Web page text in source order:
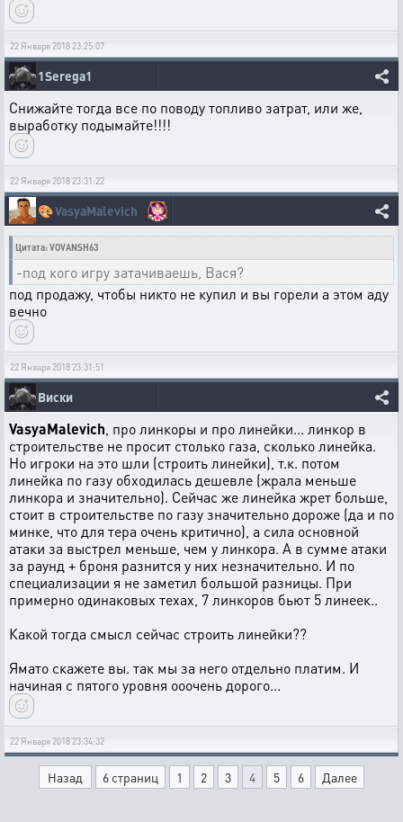
22 Января 2018 23:25:07
1Serega1
Снижайте тогда все по поводу топливо затрат, или же,
выработку подымайте!!!!
22 Января 2018 23:31:22
🎨VasyaMalevich
Цитата: VOVANSH63
-под кого игру затачиваешь, Вася?
под продажу, чтобы никто не купил и вы горели а этом аду
вечно
22 Января 2018 23:31:51
Виски
VasyaMalevich , про линкоры и про линейки... линкор в
строительстве не просит столько газа, сколько линейка.
Но игроки на это шли (строить линейки), т.к. потом
линейка по газу обходилась дешевле (жрала меньше
линкора и значительно). Сейчас же линейка жрет больше,
стоит в строительстве по газу значительно дороже (да и по
минке, что для тера очень критично), а сила основной
атаки за выстрел меньше, чем у линкора. А в сумме атаки
за раунд + броня разнится у них незначительно. И по
специализации я не заметил большой разницы. При
примерно одинаковых техах, 7 линкоров бьют 5 линеек..
Какой тогда смысл сейчас строить линейки??
Ямато скажете вы. так мы за него отдельно платим. И
начиная с пятого уровня ооочень дорого...
22 Января 2018 23:34:32
Назад 6 страниц 1 2 3 4 5 6 Далее